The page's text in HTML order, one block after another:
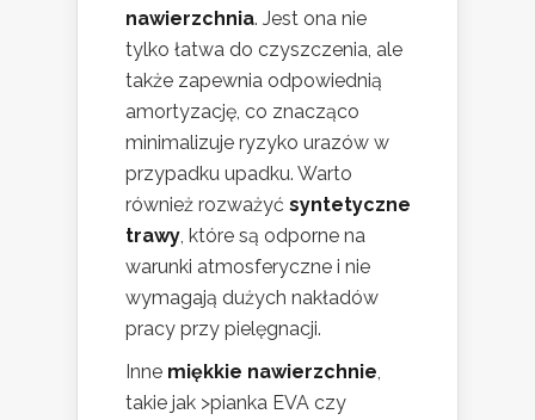
nawierzchnia. Jest ona nie
tylko łatwa do czyszczenia, ale
także zapewnia odpowiednią
amortyzację, co znacząco
minimalizuje ryzyko urazów w
przypadku upadku. Warto
również rozważyć syntetyczne
trawy, które są odporne na
warunki atmosferyczne i nie
wymagają dużych nakładów
pracy przy pielęgnacji.
Inne miękkie nawierzchnie,
takie jak >pianka EVA czy